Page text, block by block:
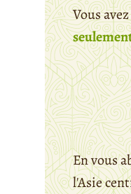
Vous
En vous
l'Asie